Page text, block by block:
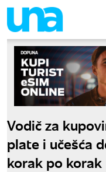
Vodič za
plate i učešća
korak po korak